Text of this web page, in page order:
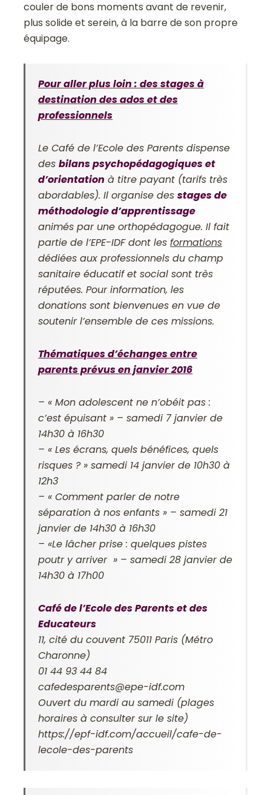
couler de bons moments avant de revenir,
plus solide et serein, à la barre de son propre
équipage.
Pour aller plus loin : des stages à
destination des ados et des
professionnels
Le Café de l’Ecole des Parents dispense
desbilans psychopédagogiques et
d’orientation à titre payant (tarifs très
abordables). Il organise desstages de
méthodologie d’apprentissage
animés par une orthopédagogue. Il fait
partie de l’EPE-IDF dont lesformations
dédiées aux professionnels du champ
sanitaire éducatif et social sont très
réputées. Pour information, les
donations sont bienvenues en vue de
soutenir l’ensemble de ces missions.
Thématiques d’échanges entre
parents prévus en janvier 2016
– «Mon adolescent ne n’obéit pas :
c’est épuisant» – samedi 7 janvier de
14h30 à 16h30
– «Les écrans, quels bénéfices, quels
risques ? »samedi 14 janvier de 10h30 à
12h3
– «Comment parler de notre
séparation à nos enfants» – samedi 21
janvier de 14h30 à 16h30
– «Le lâcher prise : quelques pistes
poutr y arriver » – samedi 28 janvier de
14h30 à 17h00
Café de l’Ecole des Parents et des
Educateurs
11, cité du couvent 75011 Paris (Métro
Charonne)
01 44 93 44 84
cafedesparents@epe-idf.com
Ouvert du mardi au samedi (plages
horaires à consulter sur le site)
https://epf-idf.com/accueil/cafe-de-
lecole-des-parents